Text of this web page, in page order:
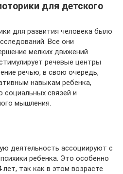
для детского
для развития человека было
Все они
мелких движений
речевые центры
речью, в свою очередь,
навыкам ребенка,
социальных связей и
мышления.
деятельность ассоциируют с
ребенка. Это особенно
так как в этом возрасте